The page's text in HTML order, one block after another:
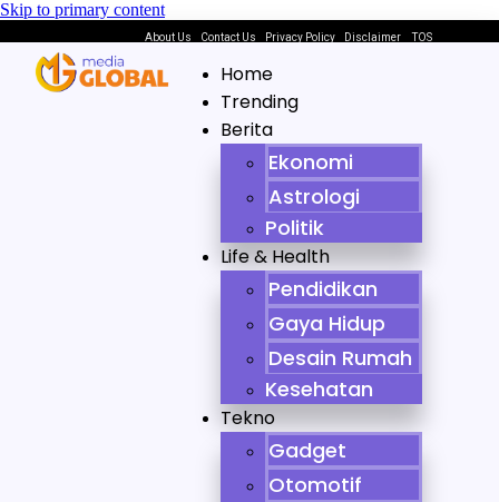
Skip to primary content
About Us Contact Us Privacy Policy DisclaimerTOS
Home
Trending
Berita
Ekonomi
Astrologi
Politik
Life & Health
Pendidikan
Gaya Hidup
Desain Rumah
Kesehatan
Tekno
Gadget
Otomotif